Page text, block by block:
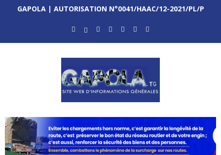
GAPOLA | AUTORISATION N°0041/HAAC/12-2021/PL/P